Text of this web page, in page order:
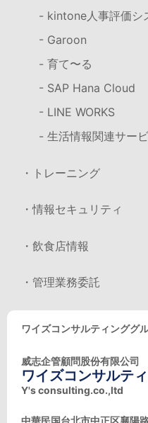
- kintone人事評価シ
- Garoon
- 育て〜る
- SAP Hana Cloud
- LINE WORKS
- 生活情報関連サー
・トレーニング
・情報セキュリティ
・飲食店情報
・管理業務委託
ワイズコンサルティンググ
威志企管顧問股份有限公司
ワイズコンサルテ
Y's consulting.co.,ltd
中華民国台北市中正区襄陽